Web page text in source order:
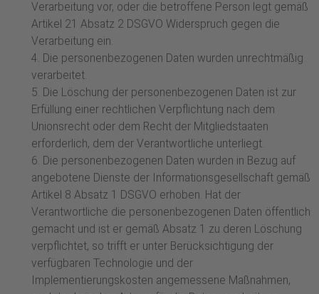
Verarbeitung vor, oder die betroffene Person legt gemäß
Artikel 21 Absatz 2 DSGVO Widerspruch gegen die
Verarbeitung ein.
4. Die personenbezogenen Daten wurden unrechtmäßig
verarbeitet.
5. Die Löschung der personenbezogenen Daten ist zur
Erfüllung einer rechtlichen Verpflichtung nach dem
Unionsrecht oder dem Recht der Mitgliedstaaten
erforderlich, dem der Verantwortliche unterliegt.
6. Die personenbezogenen Daten wurden in Bezug auf
angebotene Dienste der Informationsgesellschaft gemäß
Artikel 8 Absatz 1 DSGVO erhoben. Hat der
Verantwortliche die personenbezogenen Daten öffentlich
gemacht und ist er gemäß Absatz 1 zu deren Löschung
verpflichtet, so trifft er unter Berücksichtigung der
verfügbaren Technologie und der
Implementierungskosten angemessene Maßnahmen,